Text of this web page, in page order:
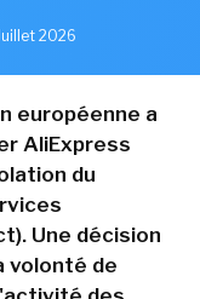
2026
européenne a
AliExpress
du
Une décision
volonté de